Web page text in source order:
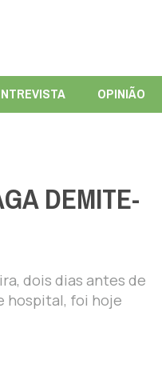
OPINIÃO
DEMITE-
dois dias antes de
hospital, foi hoje